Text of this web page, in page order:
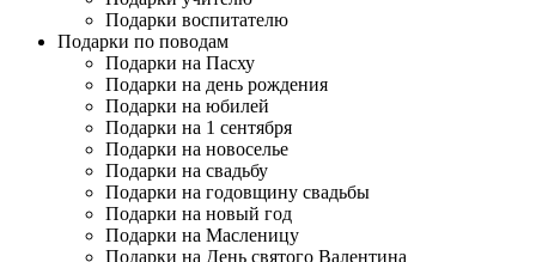
Подарки воспитателю
Подарки по поводам
Подарки на Пасху
Подарки на день рождения
Подарки на юбилей
Подарки на 1 сентября
Подарки на новоселье
Подарки на свадьбу
Подарки на годовщину свадьбы
Подарки на новый год
Подарки на Масленицу
Подарки на День святого Валентина